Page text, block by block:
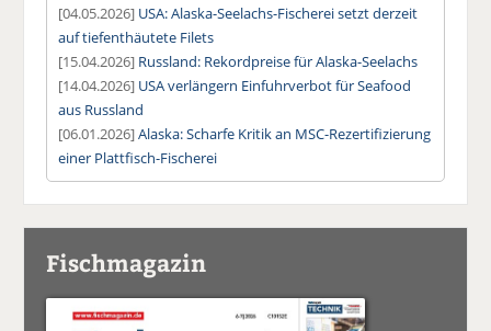
[04.05.2026] USA: Alaska-Seelachs-Fischerei setzt derzeit
auf tiefenthäutete Filets
[15.04.2026] Russland: Rekordpreise für Alaska-Seelachs
[14.04.2026] USA verlängern Einfuhrverbot für Seafood
aus Russland
[06.01.2026]Alaska: Scharfe Kritik an MSC-Rezertifizierung
einer Plattfisch-Fischerei
Fischmagazin